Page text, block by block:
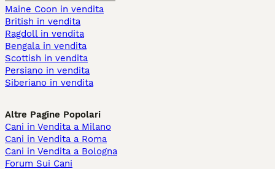
Maine Coon in vendita
British in vendita
Ragdoll in vendita
Bengala in vendita
Scottish in vendita
Persiano in vendita
Siberiano in vendita
Altre Pagine Popolari
Cani in Vendita a Milano
Cani in Vendita a Roma
Cani in Vendita a Bologna
Forum Sui Cani